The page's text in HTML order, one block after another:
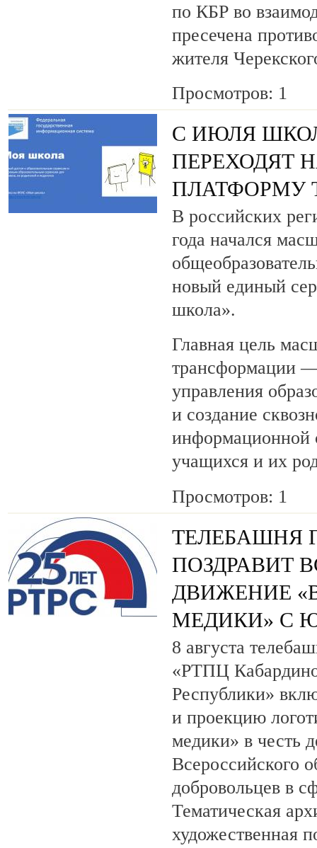
по КБР во
пресечена
жителя
Просмотров: 1
С ИЮЛЯ
ПЕРЕХОДЯТ
ПЛАТФОРМУ
В российских
года начался
новый единый
школа».
Главная цель
трансформации —
управления
и создание
информационной
учащихся и их
Просмотров: 1
ТЕЛЕБАШНЯ
ПОЗДРАВИТ
ДВИЖЕНИЕ
МЕДИКИ» С
8 августа
«РТПЦ
Республики»
и проекцию
медики» в честь
Всероссийского
добровольцев в
Тематическая
художественная